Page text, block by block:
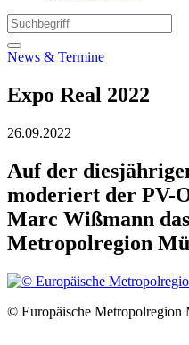
News & Termine
Expo Real 2022
26.09.2022
Auf der
moderiert der PV-
Marc Wißmann
Metropolregion
© Europäische Metropolregion